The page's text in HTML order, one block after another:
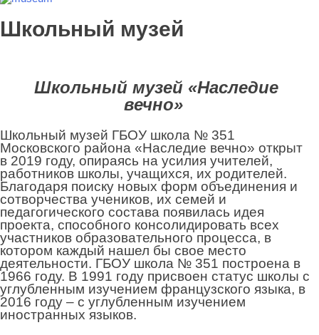
Школьный музей
Школьный музей «Наследие
вечно»
Школьный музей ГБОУ школа № 351
Московского района «Наследие вечно» открыт
в 2019 году, опираясь на усилия учителей,
работников школы, учащихся, их родителей.
Благодаря поиску новых форм объединения и
сотворчества учеников, их семей и
педагогического состава появилась идея
проекта, способного консолидировать всех
участников образовательного процесса, в
котором каждый нашел бы свое место
деятельности. ГБОУ школа № 351 построена в
1966 году. В 1991 году присвоен статус школы с
углубленным изучением французского языка, в
2016 году – с углубленным изучением
иностранных языков.